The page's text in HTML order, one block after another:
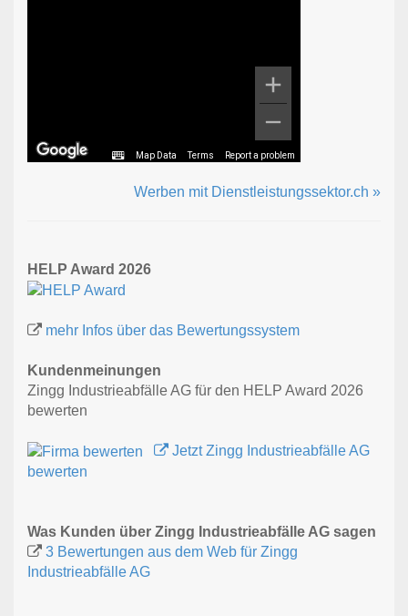
Map Data Terms Report a problem
Werben mit Dienstleistungssektor.ch »
HELP Award 2026
mehr Infos über das Bewertungssystem
Kundenmeinungen
Zingg Industrieabfälle AG für den HELP Award 2026
bewerten
Jetzt Zingg Industrieabfälle AG
bewerten
Was Kunden über Zingg Industrieabfälle AG sagen
3 Bewertungen aus dem Web für Zingg
Industrieabfälle AG